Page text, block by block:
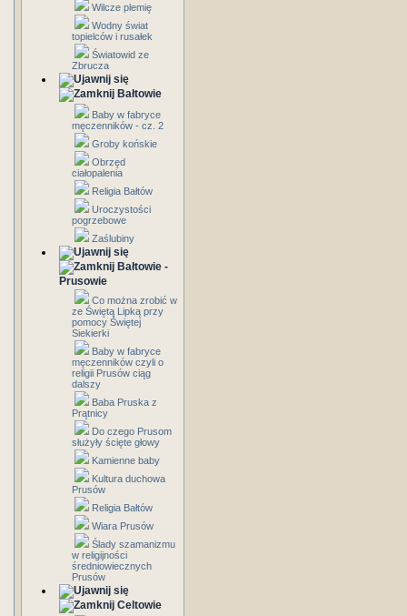
Wilcze plemię
Wodny świat
topielców i rusałek
Światowid ze
Zbrucza
Bałtowie
Baby w fabryce
męczenników - cz. 2
Groby końskie
Obrzęd
ciałopalenia
Religia Bałtów
Uroczystości
pogrzebowe
Zaślubiny
Bałtowie -
Prusowie
Co można zrobić w
ze Świętą Lipką przy
pomocy Świętej
Siekierki
Baby w fabryce
męczenników czyli o
religii Prusów ciąg
dalszy
Baba Pruska z
Prątnicy
Do czego Prusom
służyły ścięte głowy
Kamienne baby
Kultura duchowa
Prusów
Religia Bałtów
Wiara Prusów
Ślady szamanizmu
w religijności
średniowiecznych
Prusów
Celtowie